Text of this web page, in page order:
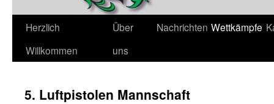
Zum
Inhalt
Herzlich
Willkommen
Über
uns
Nachrichten Wettkämpfe
5. Luftpistolen Mannschaft